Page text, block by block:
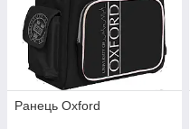
Ранець Oxford